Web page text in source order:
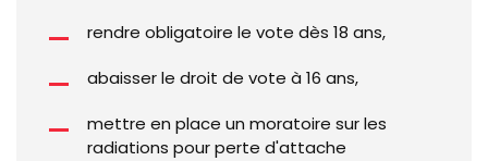
rendre obligatoire le vote dès 18 ans,
abaisser le droit de vote à 16 ans,
mettre en place un moratoire sur les
radiations pour perte d'attache